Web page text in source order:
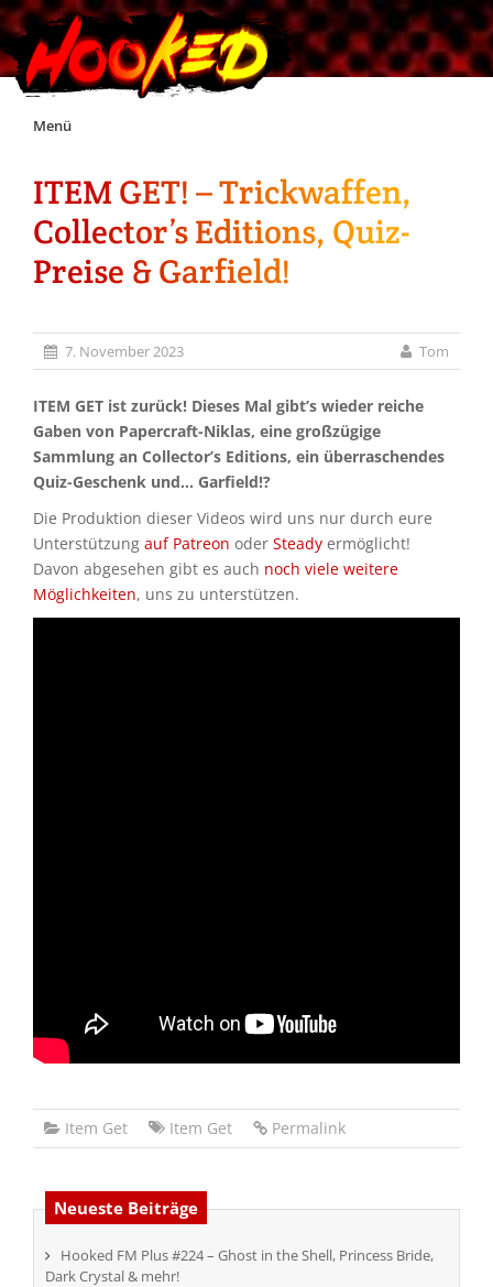
Skip
Menü
Unterstützt Hooked!
Exklusiv für Supporter*innen
ITEM GET! – Trickwaffen,
Collector’s Editions, Quiz-
Preise & Garfield!
7. November 2023 Tom
ITEM GET ist zurück! Dieses Mal gibt’s wieder reiche
Gaben von Papercraft-Niklas, eine großzügige
Sammlung an Collector’s Editions, ein überraschendes
Quiz-Geschenk und… Garfield!?
Die Produktion dieser Videos wird uns nur durch eure
Unterstützung auf Patreon oder Steady ermöglicht!
Davon abgesehen gibt es auch noch viele weitere
Möglichkeiten, uns zu unterstützen.
Item Get Item Get Permalink
Neueste Beiträge
Hooked FM Plus #224 – Ghost in the Shell, Princess Bride,
Dark Crystal & mehr!